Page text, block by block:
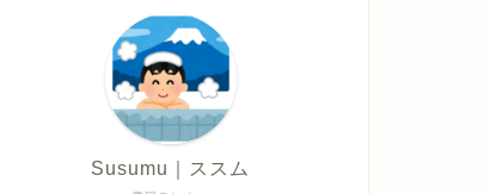
Susumu｜ススム